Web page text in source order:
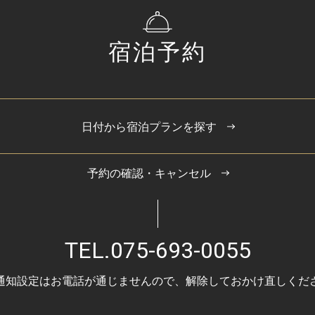
宿泊予約
日付から宿泊プランを探す
予約の確認・キャンセル
TEL.075-693-0055
設定はお電話が通じませんので、 解除しておかけ直しくだ